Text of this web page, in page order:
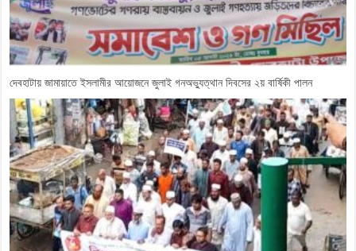
দেবহাটায় জামায়াতে ইসলামীর আয়োজনে জুলাই গনঅভ্যুত্থান দিবসের ২য় বার্ষিকী পালন